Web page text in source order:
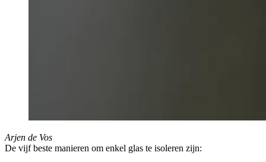
Arjen de Vos
De vijf beste manieren om enkel glas te isoleren zijn: